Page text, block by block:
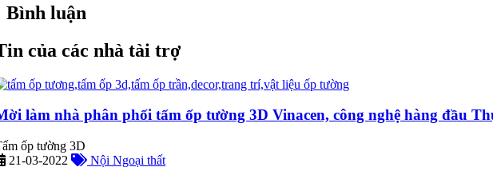
Bình luận
của các nhà tài trợ
làm nhà phân phối tấm ốp tường 3D Vinacen, công nghệ hàng đầu
ốp tường 3D
21-03-2022
Nội Ngoại thất